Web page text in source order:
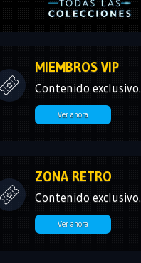
MIEMBROS VIP
Contenido exclusivo.
Ver ahora
ZONA RETRO
Contenido exclusivo.
Ver ahora